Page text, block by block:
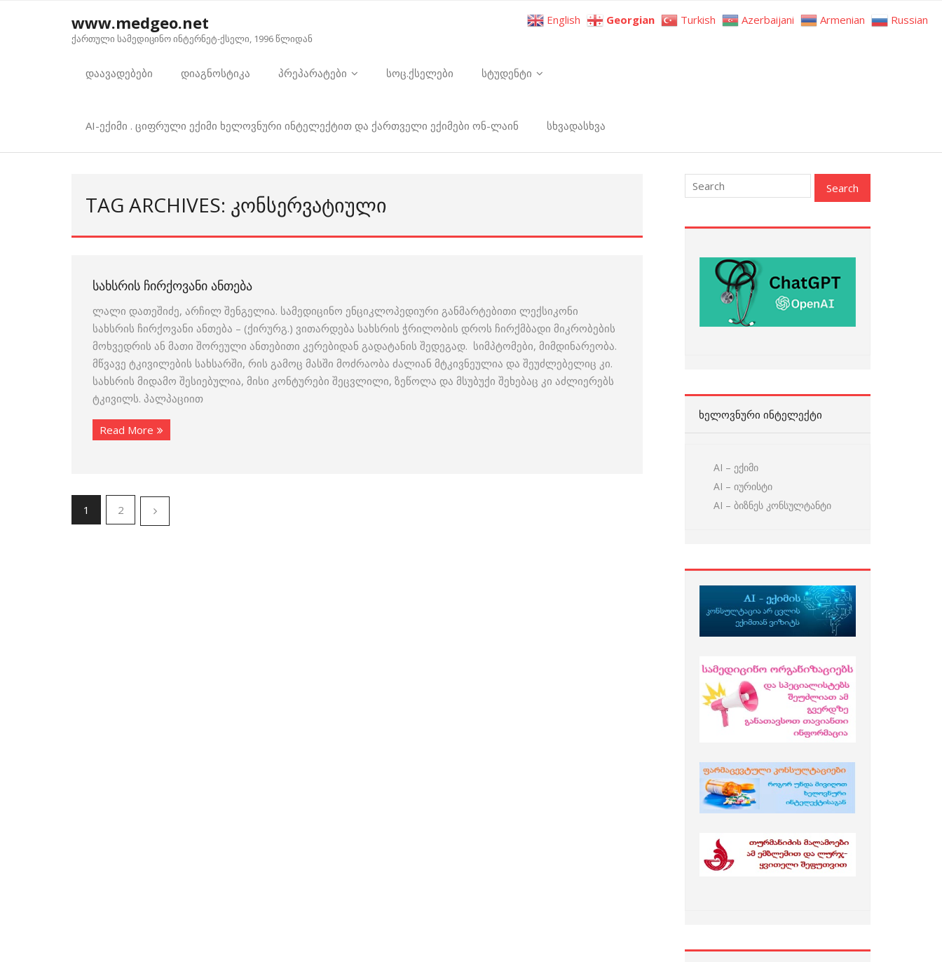
www.medgeo.net
ქართული სამედიცინო ინტერნეტ-ქსელი, 1996 წლიდან
დაავადებები დიაგნოსტიკა პრეპარატები სოც.ქსელები სტუდენტი
AI-ექიმი . ციფრული ექიმი ხელოვნური ინტელექტით და ქართველი ექიმები ონ-ლაინ სხვადასხვა
TAG ARCHIVES: ᲙᲝᲜᲡᲔᲠᲕᲐᲢᲘᲣᲚᲘ
ᲡᲐᲮᲡᲠᲘᲡ ᲩᲘᲠᲥᲝᲕᲐᲜᲘ ᲐᲜᲗᲔᲑᲐ
ლალი დათეშიძე, არჩილ შენგელია. სამედიცინო ენციკლოპედიური განმარტებითი ლექსიკონი
სახსრის ჩირქოვანი ანთება – (ქირურგ.) ვითარდება სახსრის ჭრილობის დროს ჩირქმბადი მიკრობების
მოხვედრის ან მათი შორეული ანთებითი კერებიდან გადატანის შედეგად. სიმპტომები, მიმდინარეობა.
მწვავე ტკივილების სახსარში, რის გამოც მასში მოძრაობა ძალიან მტკივნეულია და შეუძლებელიც კი.
სახსრის მიდამო შესიებულია, მისი კონტურები შეცვლილი, ზეწოლა და მსუბუქი შეხებაც კი აძლიერებს
ტკივილს. პალპაციით
Read More
1 2
ᲮᲔᲚᲝᲕᲜᲣᲠᲘ ᲘᲜᲢᲔᲚᲔᲥᲢᲘ
AI – ექიმი
AI – იურისტი
AI – ბიზნეს კონსულტანტი
English Georgian Turkish Azerbaijani Armenian Russian